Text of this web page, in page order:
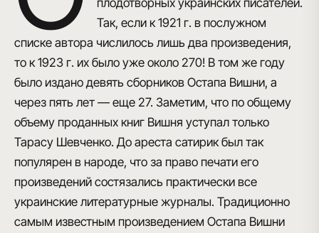
Так, если к 1921 г. в послужном
списке автора числилось лишь два произведения,
то к 1923 г. их было уже около 270! В том же году
было издано девять сборников Остапа Вишни, а
через пять лет — еще 27. Заметим, что по общему
объему проданных книг Вишня уступал только
Тарасу Шевченко. До ареста сатирик был так
популярен в народе, что за право печати его
произведений состязались практически все
украинские литературные журналы. Традиционно
самым известным произведением Остапа Вишни